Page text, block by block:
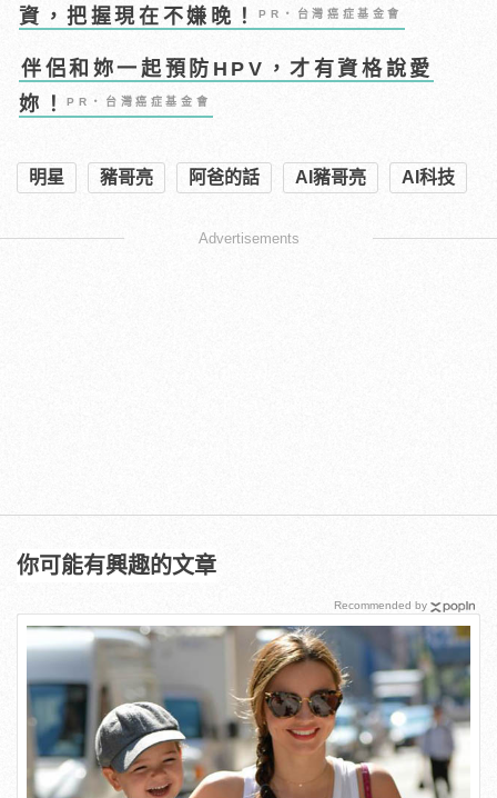
資，把握現在不嫌晚！PR・台灣癌症基金會
伴侶和妳一起預防HPV，才有資格說愛
妳！PR・台灣癌症基金會
明星 豬哥亮 阿爸的話 AI豬哥亮 AI科技
Advertisements
你可能有興趣的文章
Recommended by